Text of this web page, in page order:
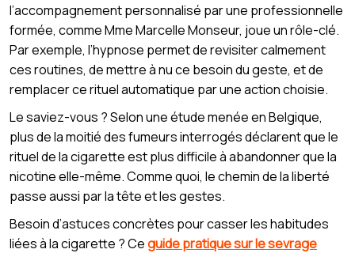
l’accompagnement personnalisé par une professionnelle
formée, comme Mme Marcelle Monseur, joue un rôle-clé.
Par exemple, l’hypnose permet de revisiter calmement
ces routines, de mettre à nu ce besoin du geste, et de
remplacer ce rituel automatique par une action choisie.
Le saviez-vous ? Selon une étude menée en Belgique,
plus de la moitié des fumeurs interrogés déclarent que le
rituel de la cigarette est plus difficile à abandonner que la
nicotine elle-même. Comme quoi, le chemin de la liberté
passe aussi par la tête et les gestes.
Besoin d’astuces concrètes pour casser les habitudes
liées à la cigarette ? Ceguide pratique sur le sevrage